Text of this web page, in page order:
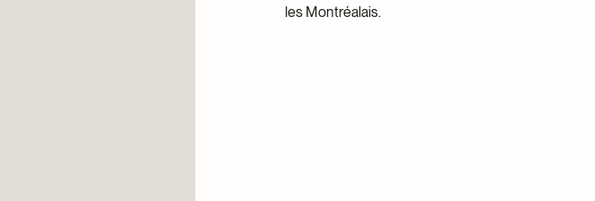
les Montréalais.